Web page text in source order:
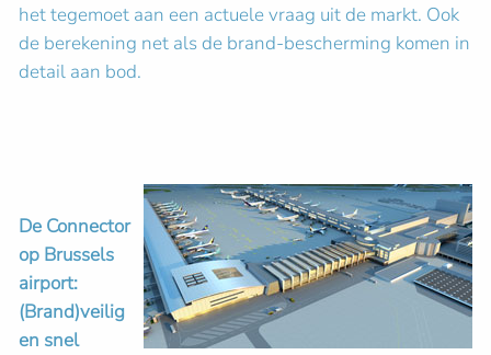
het tegemoet aan een actuele vraag uit de markt. Ook
de berekening net als de brand-bescherming komen in
detail aan bod.
De Connector
op Brussels
airport:
(Brand)veilig
en snel